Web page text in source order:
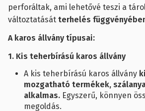
perforáltak, ami lehetővé teszi a
változtatását terhelés
A karos állvány típusai:
1. Kis teherbírású karos állvány
A kis teherbírású karos állvány
mozgatható termékek,
alkalmas. Egyszerű, könnyen
megoldás.